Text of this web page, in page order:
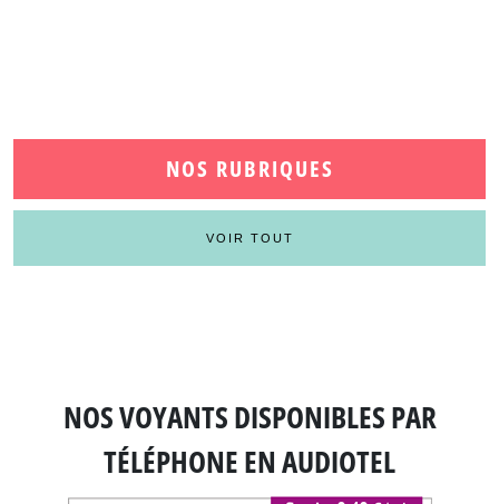
NOS RUBRIQUES
VOIR TOUT
NOS VOYANTS DISPONIBLESPAR
TÉLÉPHONE EN AUDIOTEL